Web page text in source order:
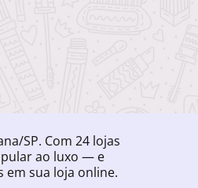
SP. Com 24 lojas
ao luxo — e
sua loja online.